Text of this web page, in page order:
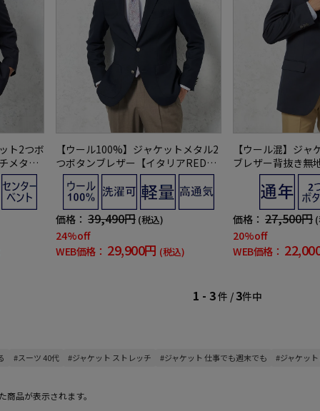
ト2つボ
メタル
ットア
【ウール100%】ジャケットメタル2
つボタンブレザー【イタリアREDA
社製】通気性耐シワ性紺無地
価格： 39,490円 (税込)
24%off
WEB価格： 29,900円 (税込)
【ウール混】ジ
ブレザー背抜き無
ウス通年【定番】
価格： 27,500円
20%off
WEB価格：
1 - 3件 /3件中
#スーツ 40代 #ジャケット ストレッチ #ジャケット 仕事でも週末でも #ジャケッ
品が表示されます。